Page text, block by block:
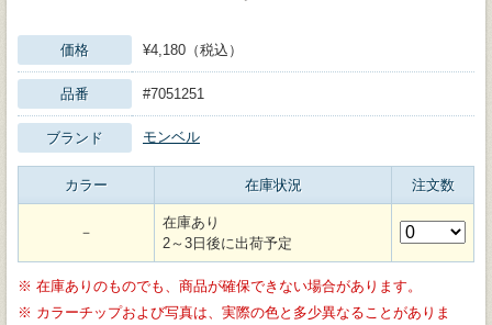
価格 ¥4,180（税込）
品番 #7051251
ブランド モンベル
カラー 在庫状況 注文数
－
在庫あり
2～3日後に出荷予定
※ 在庫ありのものでも、商品が確保できない場合があります。
※ カラーチップおよび写真は、実際の色と多少異なることがありま